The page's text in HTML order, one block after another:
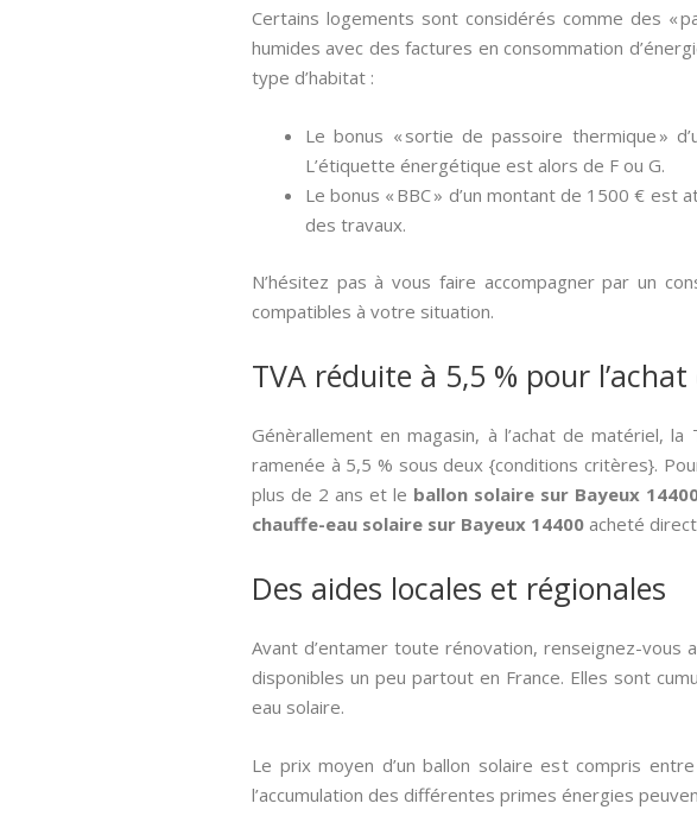
Certains logements sont considérés comme des «
humides avec des factures en consommation
type d’habitat :
Le bonus « sortie de passoire thermique »
L’étiquette énergétique est alors de F ou G.
Le bonus « BBC » d’un montant de 1500 €
des travaux.
N’hésitez pas à vous faire accompagner par un
compatibles à votre situation.
TVA réduite à 5,5 % pour
Génèrallement en magasin, à l’achat de matériel,
ramenée à 5,5 % sous deux {conditions critères}.
plus de 2 ans et le ballon solaire sur Bayeux
chauffe-eau solaire sur Bayeux 14400 acheté
Des aides locales et régionales
Avant d’entamer toute rénovation, renseignez-
disponibles un peu partout en France. Elles sont
eau solaire.
Le prix moyen d’un ballon solaire est compris
l’accumulation des différentes primes énergies